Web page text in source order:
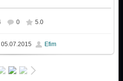
0 5.0
Efim